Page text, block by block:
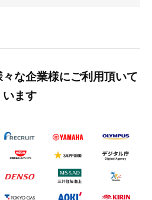
な企業様にご利用頂いて
います